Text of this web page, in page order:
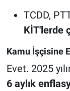
TCDD,
KİT'lerde
Kamu İşçisine
Evet. 2025
6 aylık